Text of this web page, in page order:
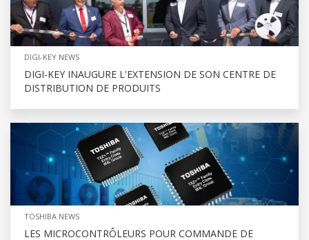
DIGI-KEY NEWS
DIGI-KEY INAUGURE L'EXTENSION DE SON CENTRE DE
DISTRIBUTION DE PRODUITS
TOSHIBA NEWS
LES MICROCONTRÔLEURS POUR COMMANDE DE